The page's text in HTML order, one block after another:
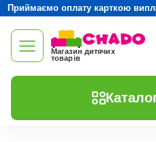
Приймаємо оплату карткою
Магазин дитячих
товарів